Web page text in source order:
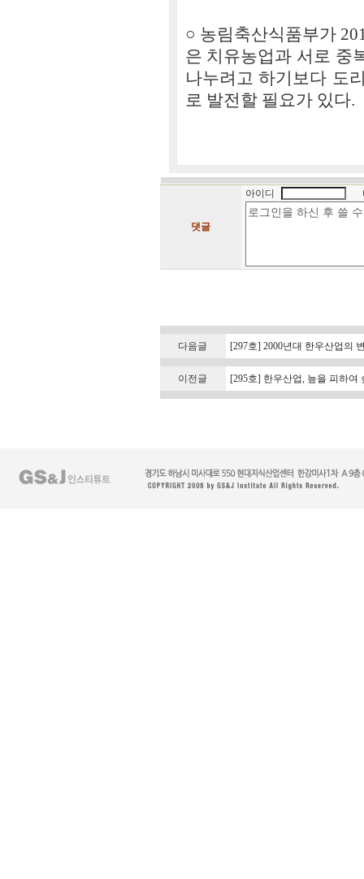
○ 농림축산식품부가
은 치유농업과 서로 중
나누려고 하기보다 도
로 발전할 필요가 있다.
댓글
아이디
다음글 [297호] 2000년대 한우산업의
이전글 [295호] 한우산업, 늪을 피하여